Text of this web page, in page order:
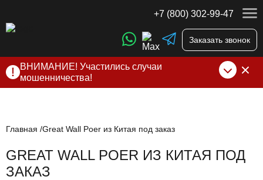
+7 (800) 302-99-47
Заказать звонок
ВНИМАНИЕ! Участились случаи
мошенничества!
нами по официальнымконтактам , указанным в соц сетях
Главная Great Wall Poer из Китая под заказ
GREAT WALL POER ИЗ КИТАЯ ПОД
ЗАКАЗ